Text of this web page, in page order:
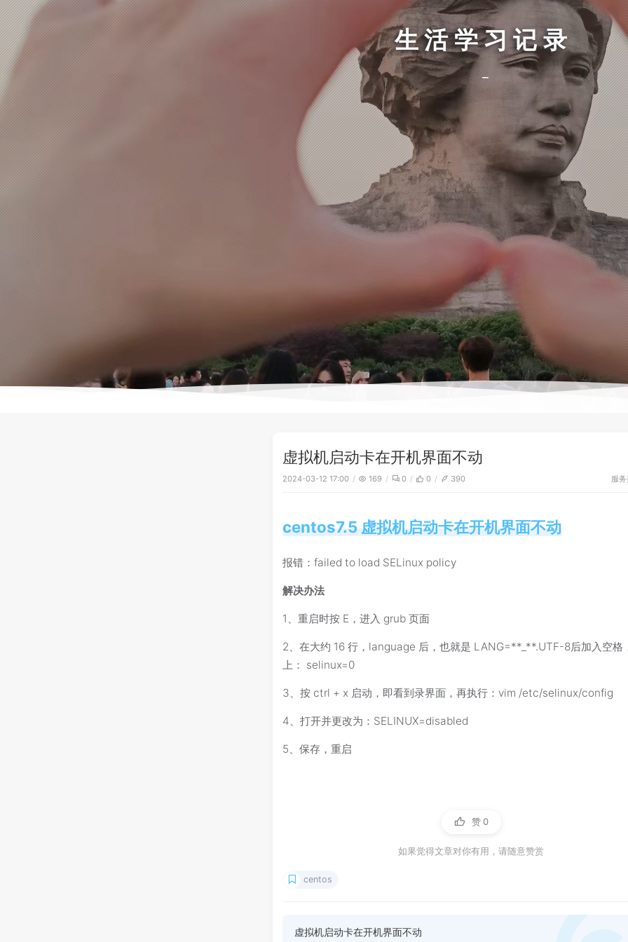
生活学习记录
虚拟机启动卡在开机界面不动
2024-03-12 17:00 169 0 0 390 服
centos7.5 虚拟机启动卡在开机界面不动
报错：failed to load SELinux policy
解决办法
1、重启时按 E，进入 grub 页面
2、在大约 16 行，language 后，也就是 LANG=**_**.UTF-8后加入空格
上： selinux=0
3、按 ctrl + x 启动，即看到录界面，再执行：vim /etc/selinux/config
4、打开并更改为：SELINUX=disabled
5、保存，重启
赞 0
如果觉得文章对你有用，请随意赞赏
centos
虚拟机启动卡在开机界面不动